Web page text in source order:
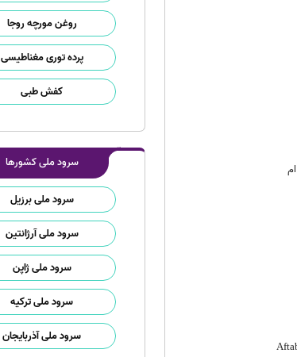
روغن مورچه روجا
پرده توری مغناطیسی
کفش طبی
سرود ملی کشورها
سرود ملی برزیل
سرود ملی آرژانتین
سرود ملی ژاپن
سرود ملی ترکیه
سرود ملی آذربایجان